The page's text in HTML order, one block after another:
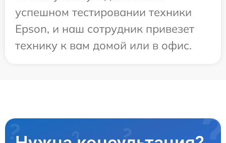
успешном тестировании техники
Epson, и наш сотрудник привезет
технику к вам домой или в офис.